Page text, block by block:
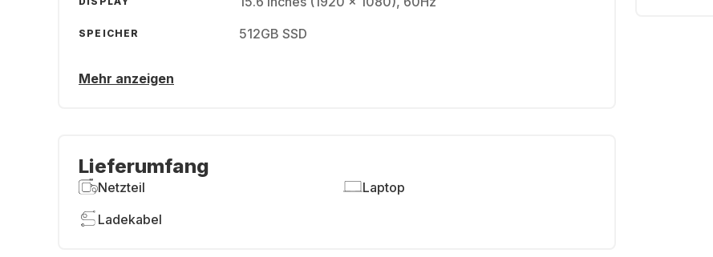
SPEICHER 512GB SSD
Mehr anzeigen
Lieferumfang
Netzteil
Laptop
Ladekabel